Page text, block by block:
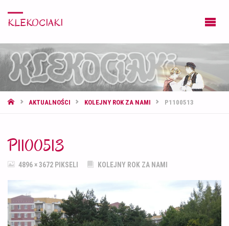
KLEKOCIAKI
STRONAAKTUALNOŚCI KOLEJNY ROK ZA NAMI P1100513
P1100513
PEŁNY4896 × 3672 PIKSELI KOLEJNY ROK ZA NAMI